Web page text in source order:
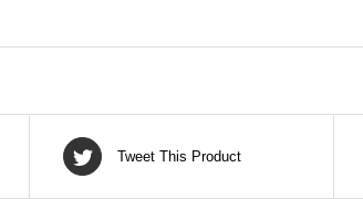
Tweet This Product